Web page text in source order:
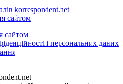
korrespondent.net
сайтом
сайтом
і персональних даних